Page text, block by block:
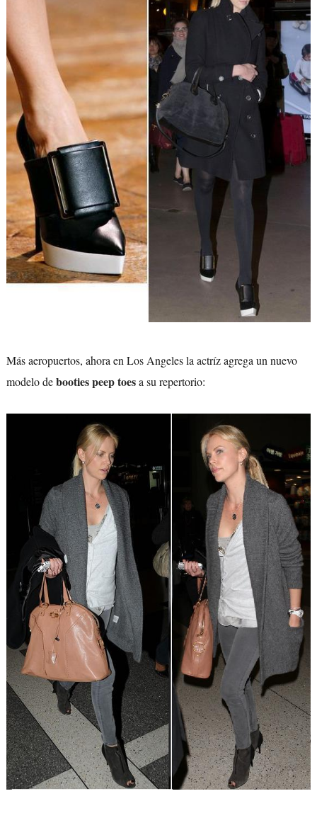
Más aeropuertos, ahora en Los Angeles la actríz agrega un nuevo
modelo debooties peep toesa su repertorio: